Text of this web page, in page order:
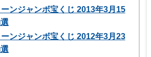
ンジャンボ宝くじ 2013年3月15
ンジャンボ宝くじ 2012年3月23